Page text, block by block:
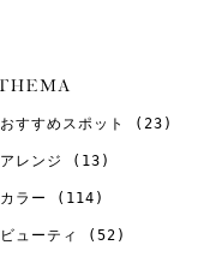
おすすめスポット (23)
アレンジ (13)
カラー (114)
ビューティ (52)